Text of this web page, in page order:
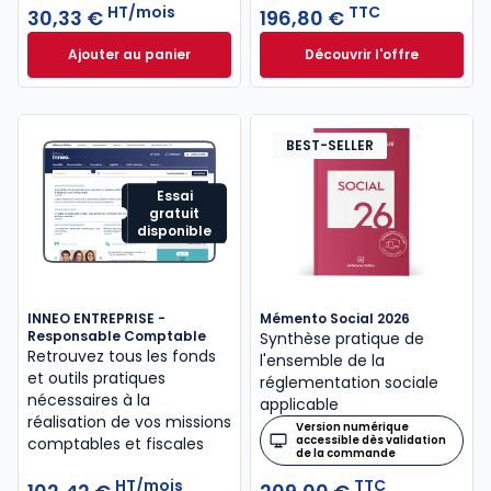
30,33 € HT/mois
Ajouter au panierMémentis Professions libérales à 30,33 €
196,80 € TTC
Découvrir l'offreL'appel expert à
Dès
Essai
gratuit
disponible
INNEO ENTREPRISE -
Responsable Comptable
Retrouvez tous les fonds
et outils pratiques
nécessaires à la
réalisation de vos missions
comptables et fiscales
HT/mois
BEST-SELLER
Mémento Social 2026
Synthèse pratique de
l'ensemble de la
réglementation sociale
applicable
Version numérique
accessible dès validation
de la commande
TTC